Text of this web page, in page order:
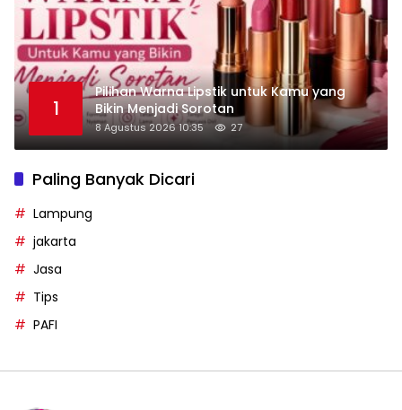
1
Pilihan Warna Lipstik untuk Kamu yang
Bikin Menjadi Sorotan
8 Agustus 2026 10:35 27
Paling Banyak Dicari
Lampung
jakarta
Jasa
Tips
PAFI